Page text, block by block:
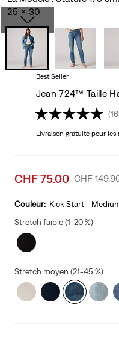
25 x 30
Best Seller
Jean 724™ Taille
Livraison gratuitepour les
Sale
is
CHF 75.00 Original
Was
CHF
Couleur: Kick Start -
Stretch faible (1-20 %)
Stretch moyen (21-45 %)